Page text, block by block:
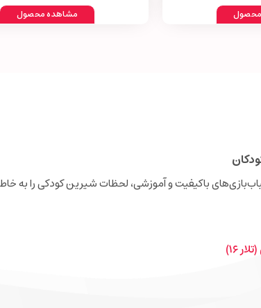
مشاهده محصول
باکیفیت و آموزشی، لحظات شیرین کودکی را به
۱۶)